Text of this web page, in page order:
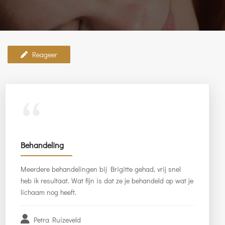
Reageer
“
Behandeling
Meerdere behandelingen bij Brigitte gehad, vrij snel
heb ik resultaat. Wat fijn is dat ze je behandeld op wat je
lichaam nog heeft.
Petra Ruizeveld